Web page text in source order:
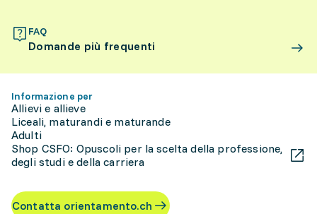
FAQ
Domande più frequenti
Informazione per
Allievi e allieve
Liceali, maturandi e maturande
Adulti
Shop CSFO: Opuscoli per la scelta della professione,
degli studi e della carriera
Contatta orientamento.ch